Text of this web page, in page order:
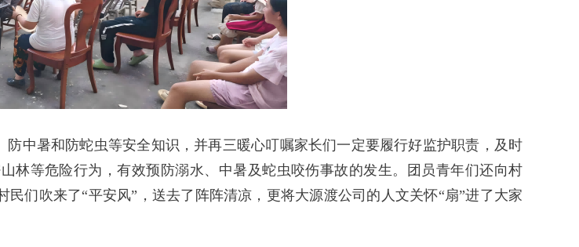
中暑和防蛇虫等安全知识，并再三暖心叮嘱家长们一定要履行好监护职责，及时
林等危险行为，有效预防溺水、中暑及蛇虫咬伤事故的发生。团员青年们还向村
们吹来了“平安风”，送去了阵阵清凉，更将大源渡公司的人文关怀“扇”进了大家